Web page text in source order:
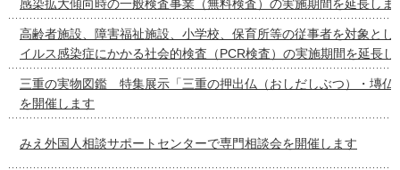
感染拡大傾向時の一般検査事業（無料検査）の実施期間を延長しま
高齢者施設、障害福祉施設、小学校、保育所等の従事者を対象とし
イルス感染症にかかる社会的検査（PCR検査）の実施期間を延長し
三重の実物図鑑 特集展示「三重の押出仏（おしだしぶつ）・塼仏
を開催します
みえ外国人相談サポートセンターで専門相談会を開催します